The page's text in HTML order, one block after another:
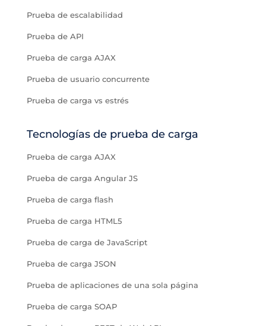
Prueba de escalabilidad
Prueba de API
Prueba de carga AJAX
Prueba de usuario concurrente
Prueba de carga vs estrés
Tecnologías de prueba de carga
Prueba de carga AJAX
Prueba de carga Angular JS
Prueba de carga flash
Prueba de carga HTML5
Prueba de carga de JavaScript
Prueba de carga JSON
Prueba de aplicaciones de una sola página
Prueba de carga SOAP